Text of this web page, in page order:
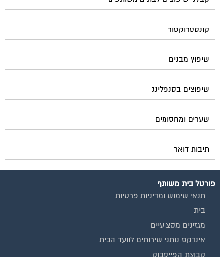
אינדקס נותני שירותים לוועד הבית
פרסום באתר
המגזינים המובילים
מגזין בעלי מקצוע
מגזין כלכלה ומשכנתאות
מגזין שיפוץ בניינים
שירותים נוספים
טפסים שימושיים
אינדקס נותני שירותים לוועד הבית